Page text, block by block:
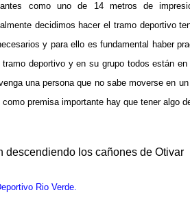
como uno de 14 metros de
decidimos hacer el tramo deportivo
y para ello es fundamental haber
deportivo y en su grupo todos están
una persona que no sabe moverse en
premisa importante hay que tener algo
descendiendo los cañones de Otivar
Rio Verde.